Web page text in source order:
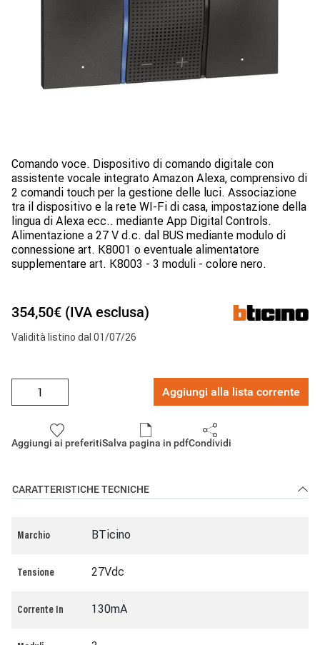
Comando voce. Dispositivo di comando digitale con
assistente vocale integrato Amazon Alexa, comprensivo di
2 comandi touch per la gestione delle luci. Associazione
tra il dispositivo e la rete WI-Fi di casa, impostazione della
lingua di Alexa ecc.. mediante App Digital Controls.
Alimentazione a 27 V d.c. dal BUS mediante modulo di
connessione art. K8001 o eventuale alimentatore
supplementare art. K8003 - 3 moduli - colore nero.
354,50€ (IVA esclusa)
Validità listino dal 01/07/26
Aggiungi alla lista corrente
Aggiungi ai preferitiSalva pagina in pdfCondividi
CARATTERISTICHE TECNICHE
Marchio BTicino
Tensione 27Vdc
Corrente In 130mA